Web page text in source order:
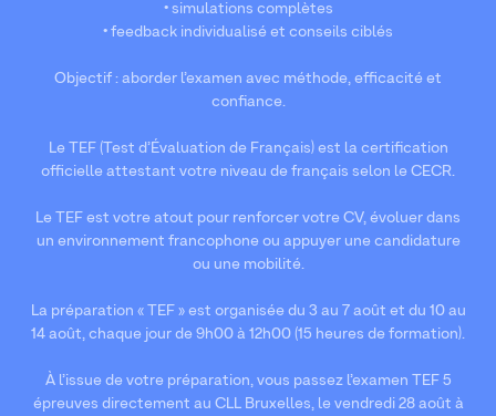
• simulations complètes
• feedback individualisé et conseils ciblés
Objectif : aborder l’examen avec méthode, efficacité et
confiance.
Le TEF (Test d’Évaluation de Français) est la certification
officielle attestant votre niveau de français selon le CECR.
Le TEF est votre atout pour renforcer votre CV, évoluer dans
un environnement francophone ou appuyer une candidature
ou une mobilité.
La préparation « TEF » est organisée du 3 au 7 août et du 10 au
14 août, chaque jour de 9h00 à 12h00 (15 heures de formation).
À l’issue de votre préparation, vous passez l’examen TEF 5
épreuves directement au CLL Bruxelles, le vendredi 28 août à